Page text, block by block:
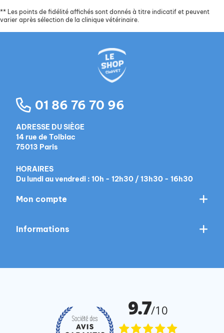
** Les points de fidélité affichés sont donnés à titre indicatif et peuvent
varier après sélection de la clinique vétérinaire.
01 86 76 70 96
ADRESSE DU SIÈGE
14 rue de Tolbiac
75013 Paris
HORAIRES
Du lundi au vendredi : 10h - 12h30 / 13h30 - 16h30
Mon compte
Informations